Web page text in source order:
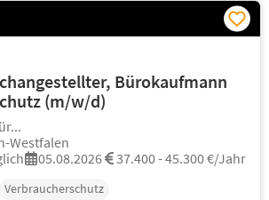
Bürokaufmann
(m/w/d)
Westfalen
05.08.2026 37.400 - 45.300 €/Jahr
Verbraucherschutz